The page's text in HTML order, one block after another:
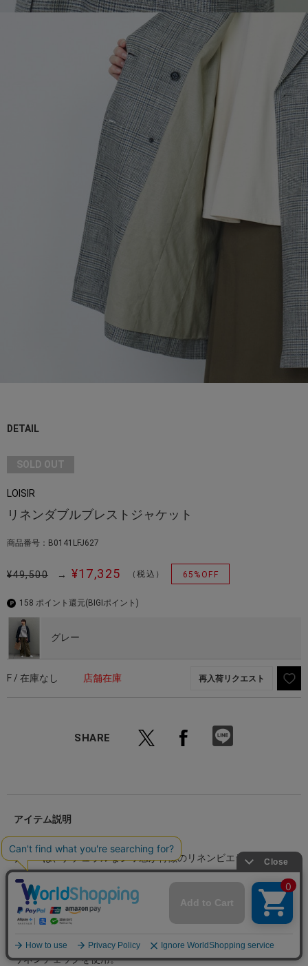
DETAIL
SOLD OUT
LOISIR
リネンダブルブレストジャケット
商品番号：B0141LFJ627
¥49,500 → ¥17,325 （税込） 65%OFF
158 ポイント還元(BIGIポイント)
グレー
F / 在庫なし 店舗在庫 再入荷リクエスト
SHARE
アイテム説明
【素材】
グレーは、ナチュラルなシワ感が特徴のリネンビエラワッシャ
ー。
ビエラは綾織りの軽く起毛感のある生地で、優しい肌触りが心地
よい素材です。
染色前の風合いを損ねることなく仕上げた職人の技術が活かされ
チェックは、トップ糸や杢糸を使用し奥行きのある柄に仕上げた
リネンチェックを使用。